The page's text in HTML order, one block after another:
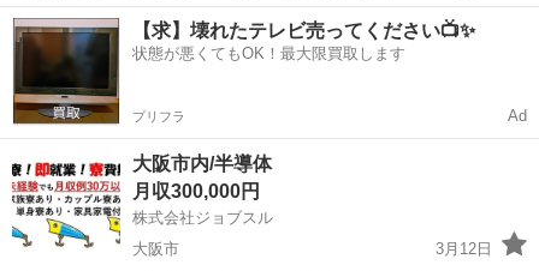
方♪ ◎即入社、即勤務したい方♪ ・お気軽に、ご質問やご応募お待ちし
ております♪ ≪お仕事内容≫ 半導体の製造スタッフのお仕事 ...
大阪 守口市 半導体 未経験
【求】壊れたテレビ売ってください📺✨
状態が悪くてもOK！最大限買取します
プリフラ Ad
大阪市内/半導体
月収300,000円
株式会社ジョブスル
大阪市
3月12日